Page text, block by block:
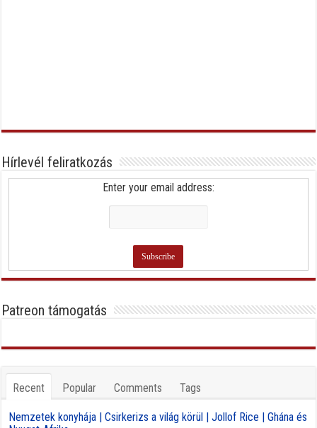
Hírlevél feliratkozás
Enter your email address:
Patreon támogatás
Recent Popular Comments Tags
Nemzetek konyhája | Csirkerizs a világ körül | Jollof Rice | Ghána és